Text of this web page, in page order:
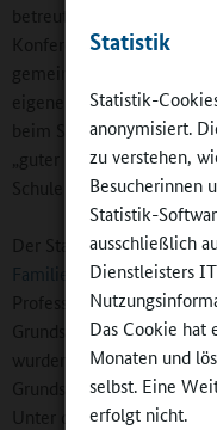
Statistik
Statistik-
anonymisiert.
zu verstehen,
Besucherinnen
Statistik-
ausschließlich
Dienstleisters
Das Cookie hat
Monaten und
selbst. Eine
erfolgt nicht.
betreut, angestellt.
Konferenz mit allen
gemeinsamem Interesse
eigene Arbeitsplätze für
beim Schulträger, der
„guter Hoffnung, denn
Schule geht.“
Der Stadt Troisdorf – die
Familienangelegenheit“
Professionen am Herzen.
Grundschulen der Stadt
wurden und die Trogata,
Grundschulkinder,
Unter der Überschrift „Wir